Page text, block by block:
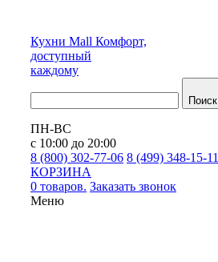
Кухни Mall Комфорт,
доступный
каждому
Поиск
ПН-ВС
с 10:00 до 20:00
8 (800) 302-77-06 8 (499) 348-15-11
КОРЗИНА
0 товаров. Заказать звонок
Меню